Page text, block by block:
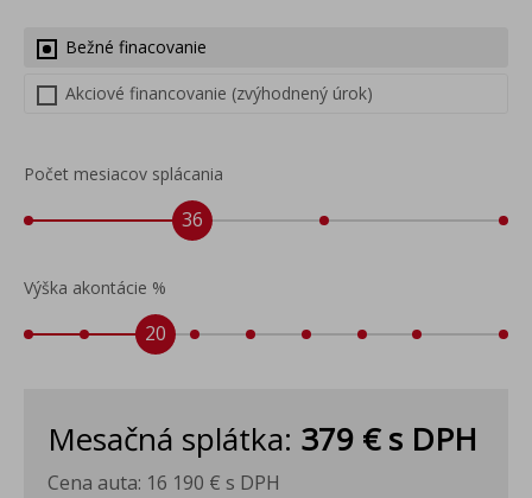
Bežné finacovanie
Akciové financovanie (zvýhodnený úrok)
Počet mesiacov splácania
36
Výška akontácie %
20
Mesačná splátka: 379 €s DPH
Cena auta: 16 190 € s DPH